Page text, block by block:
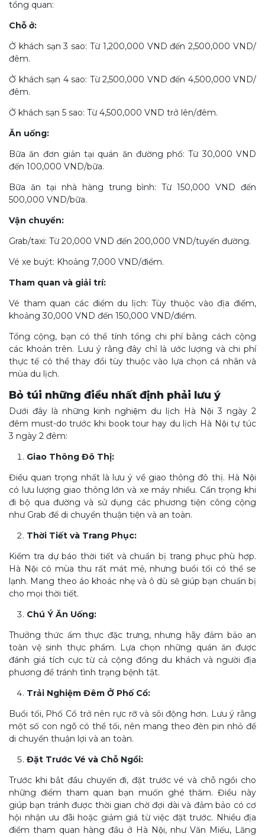
tổng quan:
Chỗ ở:
Ở khách sạn 3 sao: Từ 1,200,000 VND đến 2,500,000 VND/
đêm.
Ở khách sạn 4 sao: Từ 2,500,000 VND đến 4,500,000 VND/
đêm.
Ở khách sạn 5 sao: Từ 4,500,000 VND trở lên/đêm.
Ăn uống:
Bữa ăn đơn giản tại quán ăn đường phố: Từ 30,000 VND
đến 100,000 VND/bữa.
Bữa ăn tại nhà hàng trung bình: Từ 150,000 VND đến
500,000 VND/bữa.
Vận chuyển:
Grab/taxi: Từ 20,000 VND đến 200,000 VND/tuyến đường.
Vé xe buýt: Khoảng 7,000 VND/điểm.
Tham quan và giải trí:
Vé tham quan các điểm du lịch: Tùy thuộc vào địa điểm,
khoảng 30,000 VND đến 150,000 VND/điểm.
Tổng cộng, bạn có thể tính tổng chi phí bằng cách cộng
các khoản trên. Lưu ý rằng đây chỉ là ước lượng và chi phí
thực tế có thể thay đổi tùy thuộc vào lựa chọn cá nhân và
mùa du lịch.
Bỏ túi những điều nhất định phải lưu ý
Dưới đây là những kinh nghiệm du lịch Hà Nội 3 ngày 2
đêm must-do trước khi book tour hay du lịch Hà Nội tự túc
3 ngày 2 đêm:
Giao Thông Đô Thị:
Điều quan trọng nhất là lưu ý về giao thông đô thị. Hà Nội
có lưu lượng giao thông lớn và xe máy nhiều. Cẩn trọng khi
đi bộ qua đường và sử dụng các phương tiện công cộng
như Grab để di chuyển thuận tiện và an toàn.
Thời Tiết và Trang Phục:
Kiểm tra dự báo thời tiết và chuẩn bị trang phục phù hợp.
Hà Nội có mùa thu rất mát mẻ, nhưng buổi tối có thể se
lạnh. Mang theo áo khoác nhẹ và ô dù sẽ giúp bạn chuẩn bị
cho mọi thời tiết.
Chú Ý Ăn Uống:
Thưởng thức ẩm thực đặc trưng, nhưng hãy đảm bảo an
toàn vệ sinh thực phẩm. Lựa chọn những quán ăn được
đánh giá tích cực từ cả cộng đồng du khách và người địa
phương để tránh tình trạng bệnh tật.
Trải Nghiệm Đêm Ở Phố Cổ:
Buổi tối, Phố Cổ trở nên rực rỡ và sôi động hơn. Lưu ý rằng
một số con ngõ có thể tối, nên mang theo đèn pin nhỏ để
di chuyển thuận lợi và an toàn.
Đặt Trước Vé và Chỗ Ngồi:
Trước khi bắt đầu chuyến đi, đặt trước vé và chỗ ngồi cho
những điểm tham quan bạn muốn ghé thăm. Điều này
giúp bạn tránh được thời gian chờ đợi dài và đảm bảo có cơ
hội nhận ưu đãi hoặc giảm giá từ việc đặt trước. Nhiều địa
điểm tham quan hàng đầu ở Hà Nội, như Văn Miếu, Lăng